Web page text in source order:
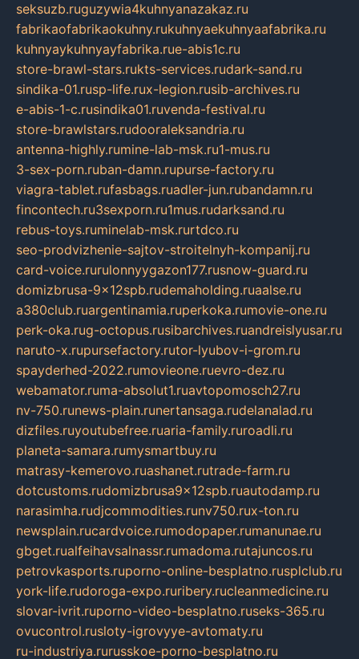
seksuzb.ruguzywia4kuhnyanazakaz.ru
fabrikaofabrikaokuhny.rukuhnyaekuhnyaafabrika.ru
kuhnyaykuhnyayfabrika.rue-abis1c.ru
store-brawl-stars.rukts-services.rudark-sand.ru
sindika-01.rusp-life.rux-legion.rusib-archives.ru
e-abis-1-c.rusindika01.ruvenda-festival.ru
store-brawlstars.rudooraleksandria.ru
antenna-highly.rumine-lab-msk.ru1-mus.ru
3-sex-porn.ruban-damn.rupurse-factory.ru
viagra-tablet.rufasbags.ruadler-jun.rubandamn.ru
fincontech.ru3sexporn.ru1mus.rudarksand.ru
rebus-toys.ruminelab-msk.rurtdco.ru
seo-prodvizhenie-sajtov-stroitelnyh-kompanij.ru
card-voice.rurulonnyygazon177.rusnow-guard.ru
domizbrusa-9x12spb.rudemaholding.ruaalse.ru
a380club.ruargentinamia.ruperkoka.rumovie-one.ru
perk-oka.rug-octopus.rusibarchives.ruandreislyusar.ru
naruto-x.rupursefactory.rutor-lyubov-i-grom.ru
spayderhed-2022.rumovieone.ruevro-dez.ru
webamator.ruma-absolut1.ruavtopomosch27.ru
nv-750.runews-plain.runertansaga.rudelanalad.ru
dizfiles.ruyoutubefree.ruaria-family.ruroadli.ru
planeta-samara.rumysmartbuy.ru
matrasy-kemerovo.ruashanet.rutrade-farm.ru
dotcustoms.rudomizbrusa9x12spb.ruautodamp.ru
narasimha.rudjcommodities.runv750.rux-ton.ru
newsplain.rucardvoice.rumodopaper.rumanunae.ru
gbget.rualfeihavsalnassr.rumadoma.rutajuncos.ru
petrovkasports.ruporno-online-besplatno.rusplclub.ru
york-life.rudoroga-expo.ruribery.rucleanmedicine.ru
slovar-ivrit.ruporno-video-besplatno.ruseks-365.ru
ovucontrol.rusloty-igrovyye-avtomaty.ru
ru-industriya.rurusskoe-porno-besplatno.ru